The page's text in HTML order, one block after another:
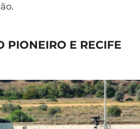
PIONEIRO E RECIFE